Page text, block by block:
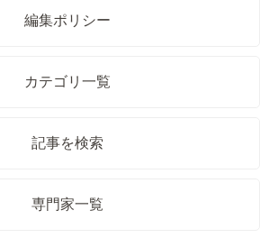
編集ポリシー
カテゴリ一覧
記事を検索
専門家一覧